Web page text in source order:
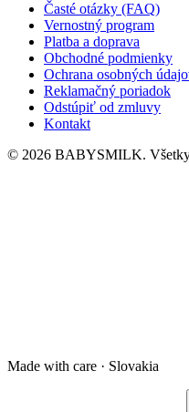
Časté otázky (FAQ)
Vernostný program
Platba a doprava
Obchodné podmienky
Ochrana osobných
Reklamačný poriadok
Odstúpiť od zmluvy
Kontakt
© 2026 BABYSMILK. Všetky
Made with care · Slovakia